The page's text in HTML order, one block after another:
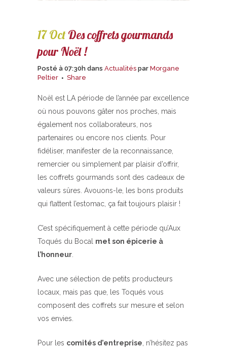
17 OctDes coffrets gourmands
pour Noël !
Posté à 07:30h dans Actualités par Morgane
Peltier
Share
Noël est LA période de l’année par excellence
où nous pouvons gâter nos proches, mais
également nos collaborateurs, nos
partenaires ou encore nos clients. Pour
fidéliser, manifester de la reconnaissance,
remercier ou simplement par plaisir d’offrir,
les coffrets gourmands sont des cadeaux de
valeurs sûres. Avouons-le, les bons produits
qui flattent l’estomac, ça fait toujours plaisir !
C’est spécifiquement à cette période qu’Aux
Toqués du Bocal met son épicerie à
l’honneur
Avec une sélection de petits producteurs
locaux, mais pas que, les Toqués vous
composent des coffrets sur mesure et selon
vos envies.
Pour les comités d’entreprise , n’hésitez pas